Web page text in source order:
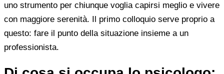
uno strumento per chiunque voglia capirsi meglio e vivere
con maggiore serenità. Il primo colloquio serve proprio a
questo: fare il punto della situazione insieme a un
professionista.